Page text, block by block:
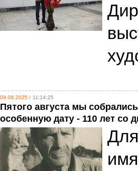
09.08.2025 / 11:14:25
Пятого августа мы
особенную дату - 110 лет со